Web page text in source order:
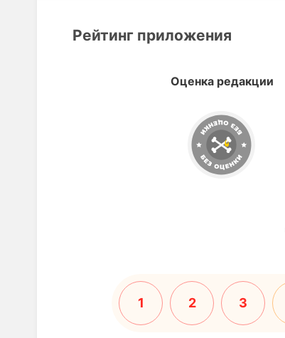
Рейтинг приложения
Оценка редакции
1 2 3